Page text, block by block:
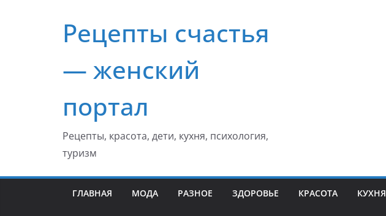
содержимомуРецепты счастья
— женский
портал
Рецепты, красота, дети, кухня, психология,
туризм
ГЛАВНАЯ МОДА РАЗНОЕ ЗДОРОВЬЕ КРАСОТА КУХНЯ